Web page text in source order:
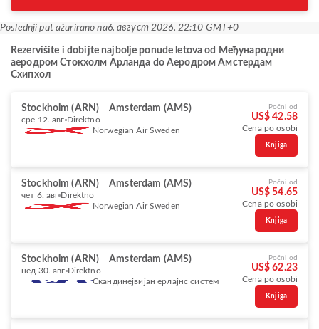
Poslednji put ažurirano na6. август 2026. 22:10 GMT+0
Rezervišite i dobijte najbolje ponude letova od Међународни
аеродром Стокхолм Арланда do Aеродром Амстердам
Схипхол
Stockholm (ARN) Amsterdam (AMS)
сре 12. авг Direktno
Norwegian Air Sweden
Počni od
US$ 42.58
Cena po osobi
Knjiga
Stockholm (ARN) Amsterdam (AMS)
чет 6. авг Direktno
Norwegian Air Sweden
Počni od
US$ 54.65
Cena po osobi
Knjiga
Stockholm (ARN) Amsterdam (AMS)
нед 30. авг Direktno
Скандинејвијан ерлајнс систем
Počni od
US$ 62.23
Cena po osobi
Knjiga